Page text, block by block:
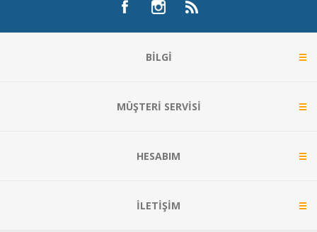
BILGI
MÜŞTERI SERVISI
HESABIM
İLETIŞIM